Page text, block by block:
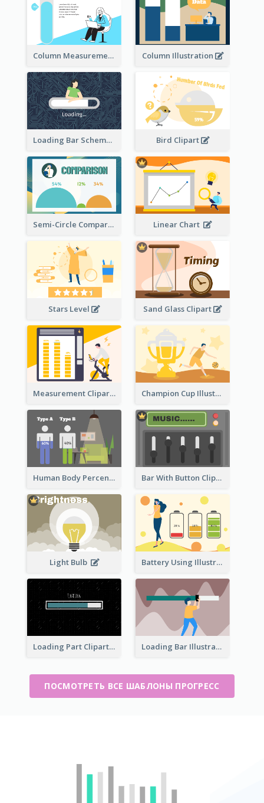
Column Measurement clipart Column Illustration
Loading Bar Schematic Diagram Bird Clipart
Semi-Circle Comparison Linear Chart
Stars Level Sand Glass Clipart
Measurement Clipart Champion Cup Illustration
Human Body Percentage Comparison Bar With Button Clipart
Light Bulb Battery Using Illustration
Loading Part Clipart Loading Bar Illustration
ПОСМОТРЕТЬ ВСЕ ШАБЛОНЫ ПРОГРЕСС